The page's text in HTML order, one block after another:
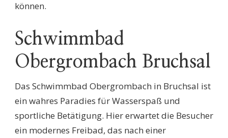
können.
Schwimmbad
Obergrombach Bruchsal
Das Schwimmbad Obergrombach in Bruchsal ist
ein wahres Paradies für Wasserspaß und
sportliche Betätigung. Hier erwartet die Besucher
ein modernes Freibad, das nach einer